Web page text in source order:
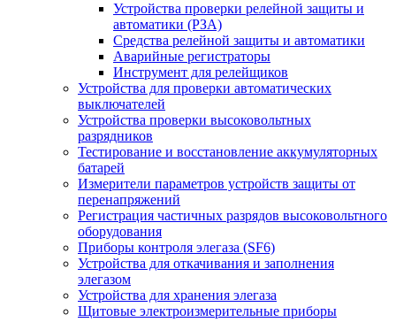
Устройства проверки релейной защиты и
автоматики (РЗА)
Средства релейной защиты и автоматики
Аварийные регистраторы
Инструмент для релейщиков
Устройства для проверки автоматических
выключателей
Устройства проверки высоковольтных
разрядников
Тестирование и восстановление аккумуляторных
батарей
Измерители параметров устройств защиты от
перенапряжений
Регистрация частичных разрядов высоковольтного
оборудования
Приборы контроля элегаза (SF6)
Устройства для откачивания и заполнения
элегазом
Устройства для хранения элегаза
Щитовые электроизмерительные приборы